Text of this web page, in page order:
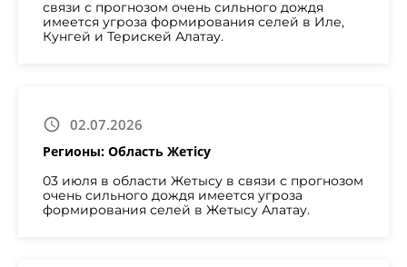
связи с прогнозом очень сильного дождя
имеется угроза формирования селей в Иле,
Кунгей и Терискей Алатау.
02.07.2026
Регионы: Область Жетісу
03 июля в области Жетысу в связи с прогнозом
очень сильного дождя имеется угроза
формирования селей в Жетысу Алатау.